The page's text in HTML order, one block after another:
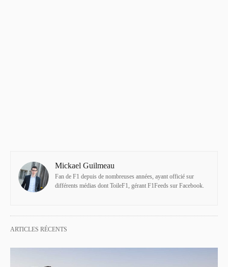
Mickael Guilmeau
Fan de F1 depuis de nombreuses années, ayant officié sur
différents médias dont ToileF1, gérant F1Feeds sur Facebook.
ARTICLES RÉCENTS